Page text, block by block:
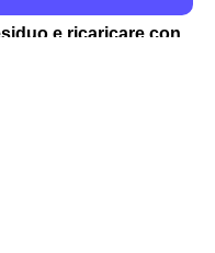
e ricaricare con